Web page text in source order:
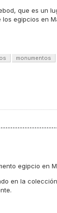
que es un
egipcios en
monumentos
egipcio en
en la